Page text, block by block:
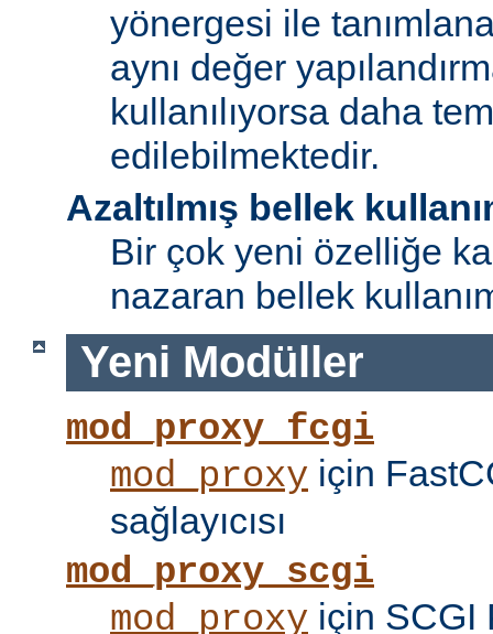
yönergesi ile
aynı değer
kullanılıyorsa daha
edilebilmektedir.
Azaltılmış bellek
Bir çok yeni özelliğe
nazaran bellek
Yeni Modüller
mod_proxy_fcgi
mod_proxy için
sağlayıcısı
mod_proxy_scgi
mod_proxy için SCGI